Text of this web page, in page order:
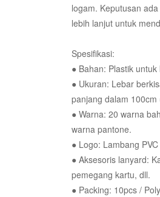
logam. Keputusan
lebih lanjut untuk
Spesifikasi:
● Bahan: Plastik
● Ukuran: Lebar
panjang dalam 100cm
● Warna: 20 warna
warna pantone.
● Logo: Lambang
● Aksesoris lanyard:
pemegang kartu, dll.
● Packing: 10pcs /